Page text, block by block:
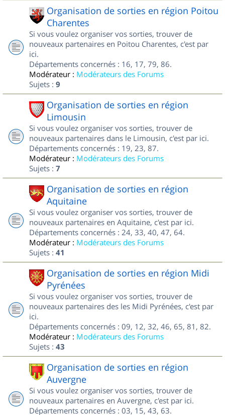
Organisation de sorties en région Poitou
Charentes
Si vous voulez organiser vos sorties, trouver de
nouveaux partenaires en Poitou Charentes, c'est par
ici.
Départements concernés : 16, 17, 79, 86.
Modérateur : Modérateurs des Forums
Sujets : 9
Organisation de sorties en région
Limousin
Si vous voulez organiser vos sorties, trouver de
nouveaux partenaires dans le Limousin, c'est par ici.
Départements concernés : 19, 23, 87.
Modérateur : Modérateurs des Forums
Sujets : 7
Organisation de sorties en région
Aquitaine
Si vous voulez organiser vos sorties, trouver de
nouveaux partenaires en Aquitaine, c'est par ici.
Départements concernés : 24, 33, 40, 47, 64.
Modérateur : Modérateurs des Forums
Sujets : 41
Organisation de sorties en région Midi
Pyrénées
Si vous voulez organiser vos sorties, trouver de
nouveaux partenaires des les Midi Pyrénées, c'est par
ici.
Départements concernés : 09, 12, 32, 46, 65, 81, 82.
Modérateur : Modérateurs des Forums
Sujets : 43
Organisation de sorties en région
Auvergne
Si vous voulez organiser vos sorties, trouver de
nouveaux partenaires en Auvergne, c'est par ici.
Départements concernés : 03, 15, 43, 63.